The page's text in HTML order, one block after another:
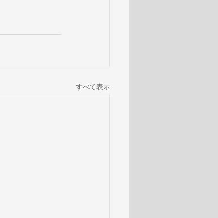
すべて表示